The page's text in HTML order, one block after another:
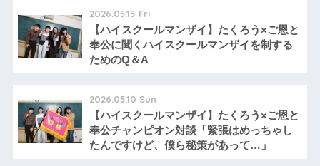
2026.05.15 Fri
【ハイスクールマンザイ】たくろう×ご恩と
奉公に聞くハイスクールマンザイを制する
ためのQ＆A
2026.05.10 Sun
【ハイスクールマンザイ】たくろう×ご恩と
奉公チャンピオン対談「緊張はめっちゃし
たんですけど、僕ら秘策があって…」